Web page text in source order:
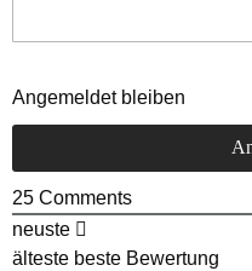
Angemeldet bleiben
25 Comments
neuste
älteste beste Bewertung